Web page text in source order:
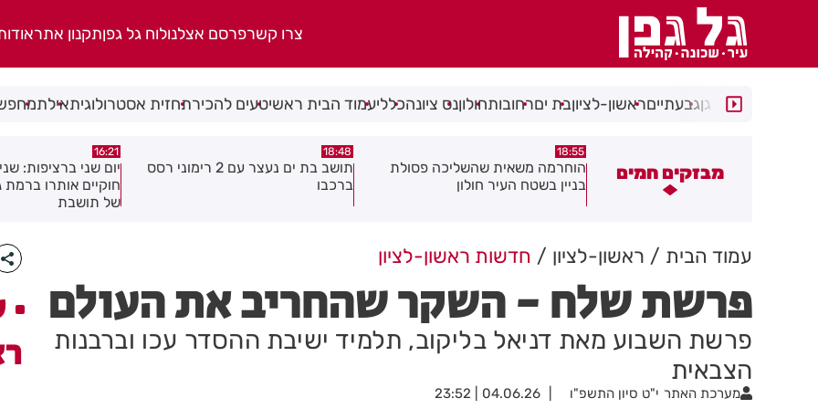
צרו קשרפרסם אצלנולוח גל גפןתקנון אתר
רמת גןגבעתייםראשון-לציוןבת יםרחובותחולוןנס ציונהכלליעמוד הבית ראשיטעים להכירתחזית אסטרולוגיתאילת
מבזקים חמים
הוחרמה משאית שהשליכה פסולת
בניין בשטח העיר חולון
18:48
תושב בת ים נעצר עם 2 רימוני רסס
ברכבו
16:21
יום שני ברציפות: שני שוהים בלתי
חוקיים אותרו ברמת גן בעקבות דיווח
15:04
צעיר נפצע בתאונת
לראשון לציון
עמוד הבית ראשון-לציון חדשות ראשון-לציון
פרשת שלח - השקר שהחריב את העולם
פרשת השבוע מאת דניאל בליקוב, תלמיד ישיבת ההסדר עכו וברבנות
הצבאית
מערכת האתר י"ט סיון התשפ"ו 04.06.26 | 23:52